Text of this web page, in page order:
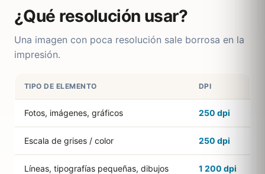
¿Qué resolución usar?
Una imagen con poca resolución sale borrosa en la
impresión.
TIPO DE ELEMENTO DPI
Fotos, imágenes, gráficos 250 dpi
Escala de grises / color 250 dpi
Líneas, tipografías pequeñas, dibujos 1 200 dpi